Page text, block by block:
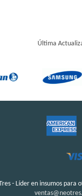
Última
- Líder en insumos para